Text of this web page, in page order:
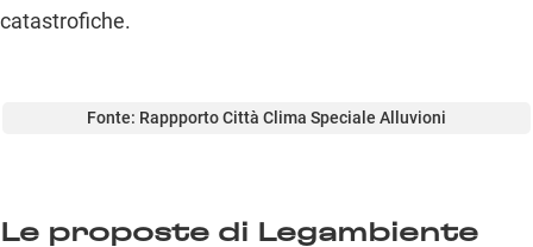
catastrofiche.
Fonte: Rappporto Città Clima Speciale Alluvioni
Le proposte di Legambiente